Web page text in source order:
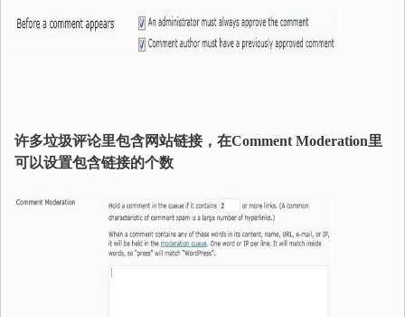
许多垃圾评论里包含网站链接，在Comment Moderation里
可以设置包含链接的个数